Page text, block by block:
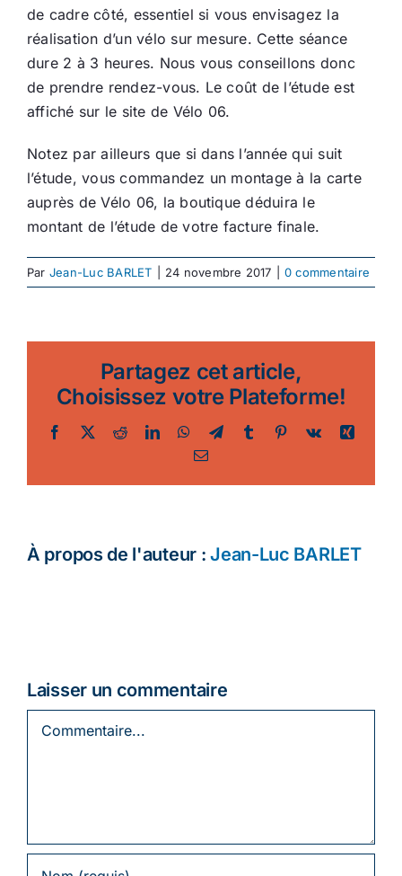
de cadre côté, essentiel si vous envisagez la
réalisation d’un vélo sur mesure. Cette séance
dure 2 à 3 heures. Nous vous conseillons donc
de prendre rendez-vous. Le coût de l’étude est
affiché sur le site de Vélo 06.
Notez par ailleurs que si dans l’année qui suit
l’étude, vous commandez un montage à la carte
auprès de Vélo 06, la boutique déduira le
montant de l’étude de votre facture finale.
Par Jean-Luc BARLET 24 novembre 2017 0 commentaire
Partagez cet article,
Choisissez votre Plateforme!
Facebook
TwitterRedditLinkedInWhatsApp
TelegramTumblr Pinterest
Vk
Xing
Email
À propos de l'auteur :Jean-Luc BARLET
Laisser un commentaire